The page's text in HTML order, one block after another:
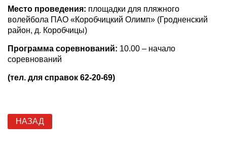
Место проведения: площадки для пляжного
волейбола ПАО «Коробчицкий Олимп» (Гродненский
район, д. Коробчицы)
Программа соревнований: 10.00 – начало
соревнований
(тел. для справок 62-20-69)
НАЗАД